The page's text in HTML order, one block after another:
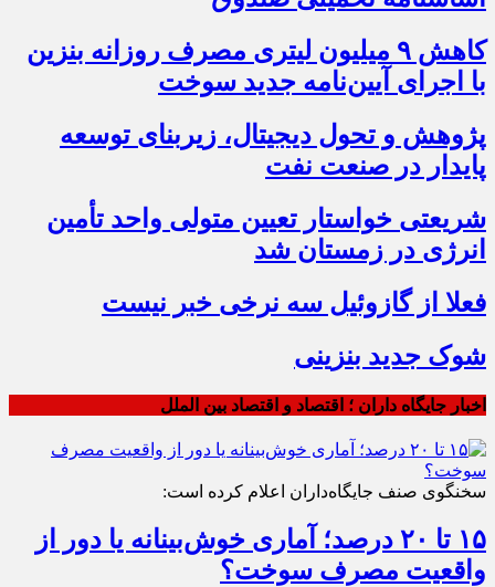
کاهش ۹ میلیون لیتری مصرف روزانه بنزین
با اجرای آیین‌نامه جدید سوخت
پژوهش و تحول دیجیتال، زیربنای توسعه
پایدار در صنعت نفت
شریعتی خواستار تعیین متولی واحد تأمین
انرژی در زمستان شد
فعلا از گازوئیل سه نرخی خبر نیست
شوک جدید بنزینی
اخبار جایگاه داران ؛ اقتصاد و اقتصاد بین الملل
سخنگوی صنف جایگاه‌داران اعلام کرده است:
۱۵ تا ۲۰ درصد؛ آماری خوش‌بینانه یا دور از
واقعیت مصرف سوخت؟